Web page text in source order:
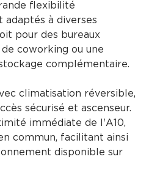
flexibilité
à diverses
pour des bureaux
de coworking ou une
complémentaire.
climatisation réversible,
sécurisé et ascenseur.
immédiate de l'A10,
commun, facilitant ainsi
disponible sur